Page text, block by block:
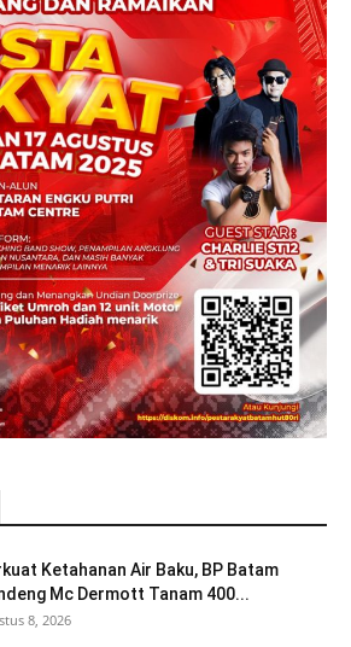
Ketahanan Air Baku, BP Batam
Mc Dermott Tanam 400...
8, 2026